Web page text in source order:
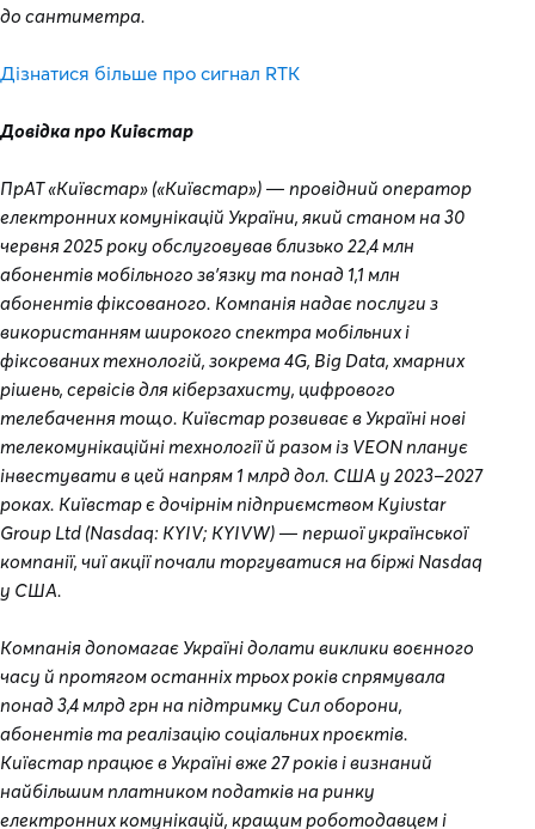
до сантиметра.
Дізнатися більше про сигнал RTK
Довідка про Київстар
ПрАТ «Київстар» («Київстар») — провідний оператор
електронних комунікацій України, який станом на 30
червня 2025 року обслуговував близько 22,4 млн
абонентів мобільного зв’язку та понад 1,1 млн
абонентів фіксованого. Компанія надає послуги з
використанням широкого спектра мобільних і
фіксованих технологій, зокрема 4G, Big Data, хмарних
рішень, сервісів для кіберзахисту, цифрового
телебачення тощо. Київстар розвиває в Україні нові
телекомунікаційні технології й разом із VEON планує
інвестувати в цей напрям 1 млрд дол. США у 2023–2027
роках. Київстар є дочірнім підприємством Kyivstar
Group Ltd (Nasdaq: KYIV; KYIVW) — першої української
компанії, чиї акції почали торгуватися на біржі Nasdaq
у США.
Компанія допомагає Україні долати виклики воєнного
часу й протягом останніх трьох років спрямувала
понад 3,4 млрд грн на підтримку Сил оборони,
абонентів та реалізацію соціальних проєктів.
Київстар працює в Україні вже 27 років і визнаний
найбільшим платником податків на ринку
електронних комунікацій, кращим роботодавцем і